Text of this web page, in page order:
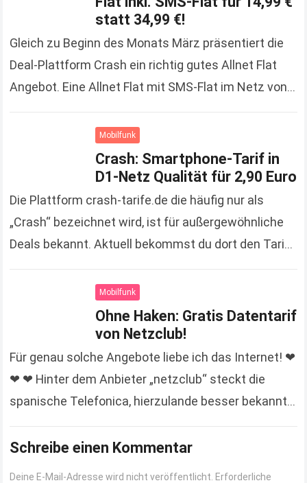
statt 34,99 €!
Gleich zu Beginn des Monats März präsentiert die
Deal-Plattform Crash ein richtig gutes Allnet Flat
Angebot. Eine Allnet Flat mit SMS-Flat im Netz von
Mobilfunk
Crash: Smartphone-Tarif in
D1-Netz Qualität für 2,90 Euro
Die Plattform crash-tarife.de die häufig nur als
„Crash“ bezeichnet wird, ist für außergewöhnliche
Deals bekannt. Aktuell bekommst du dort den Tarif:
Mobilfunk
Ohne Haken: Gratis Datentarif
von Netzclub!
Für genau solche Angebote liebe ich das Internet! ❤
❤ ❤ Hinter dem Anbieter „netzclub“ steckt die
spanische Telefonica, hierzulande besser bekannt
Schreibe einen Kommentar
Deine E-Mail-Adresse wird nicht veröffentlicht. Erforderliche